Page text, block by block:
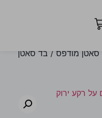
סאטן מודפס / בד סאטן